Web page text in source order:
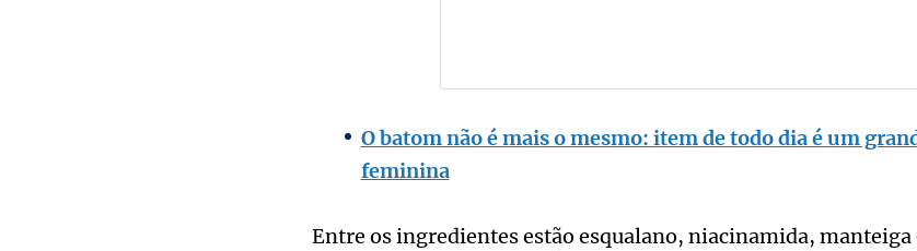
O batom não é mais o mesmo: item de todo dia é um
feminina
Entre os ingredientes estão esqualano, niacinamida, manteiga